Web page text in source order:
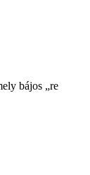
bájos „re